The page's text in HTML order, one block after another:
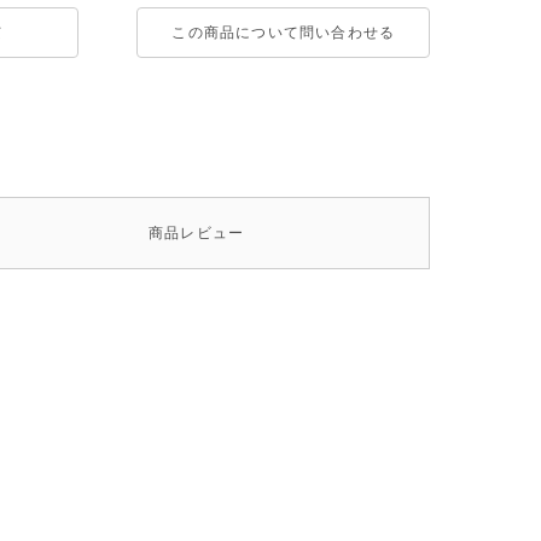
この商品について問い合わせる
商品 レビュー